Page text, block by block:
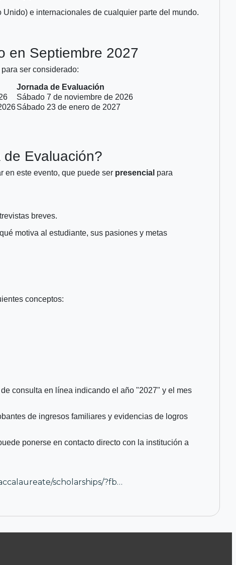
e internacionales de cualquier parte del mundo.
en Septiembre 2027
ser considerado:
Jornada de Evaluación
Sábado 7 de noviembre de 2026
Sábado 23 de enero de 2027
Evaluación?
en este evento, que puede ser presencial para
breves.
motiva al estudiante, sus pasiones y metas
conceptos:
consulta en línea indicando el año "2027" y el mes
de ingresos familiares y evidencias de logros
ponerse en contacto directo con la institución a
scholarships/?fb…